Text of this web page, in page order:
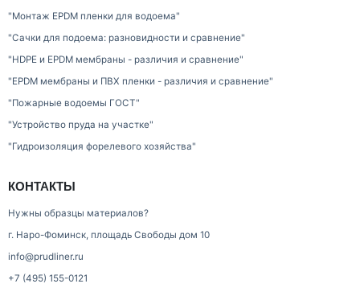
"Монтаж EPDM пленки для водоема"
"Сачки для подоема: разновидности и сравнение"
"HDPE и EPDM мембраны - различия и сравнение"
"EPDM мембраны и ПВХ пленки - различия и сравнение"
"Пожарные водоемы ГОСТ"
"Устройство пруда на участке"
"Гидроизоляция форелевого хозяйства"
КОНТАКТЫ
Нужны образцы материалов?
г. Наро-Фоминск, площадь Свободы дом 10
info@prudliner.ru
+7 (495) 155-0121